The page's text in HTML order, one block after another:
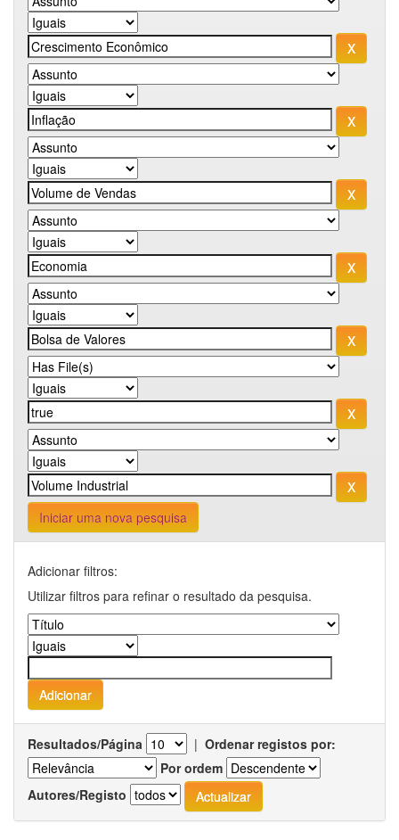
Iniciar uma nova pesquisa
Adicionar filtros:
Utilizar filtros para refinar o resultado da pesquisa.
Resultados/Página | Ordenar registos por:
Por ordem
Autores/Registo